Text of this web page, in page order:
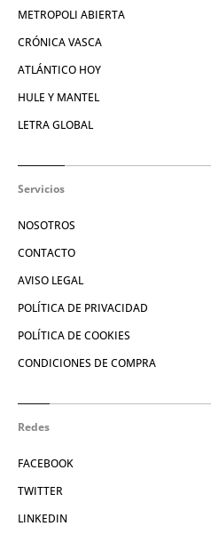
METROPOLI ABIERTA
CRÓNICA VASCA
ATLÁNTICO HOY
HULE Y MANTEL
LETRA GLOBAL
Servicios
NOSOTROS
CONTACTO
AVISO LEGAL
POLÍTICA DE PRIVACIDAD
POLÍTICA DE COOKIES
CONDICIONES DE COMPRA
Redes
FACEBOOK
TWITTER
LINKEDIN